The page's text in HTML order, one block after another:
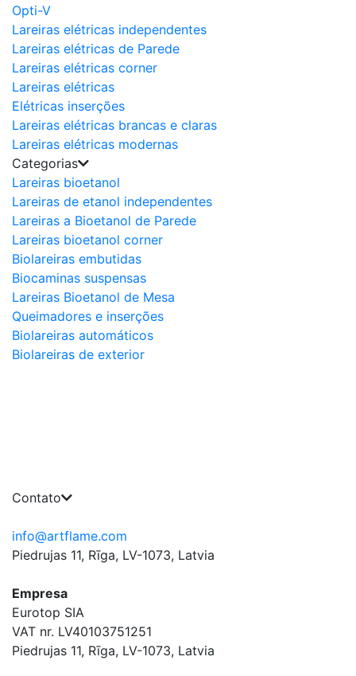
Opti-V
Lareiras elétricas independentes
Lareiras elétricas de Parede
Lareiras elétricas corner
Lareiras elétricas
Elétricas inserções
Lareiras elétricas brancas e claras
Lareiras elétricas modernas
Categorias
Lareiras bioetanol
Lareiras de etanol independentes
Lareiras a Bioetanol de Parede
Lareiras bioetanol corner
Biolareiras embutidas
Biocaminas suspensas
Lareiras Bioetanol de Mesa
Queimadores e inserções
Biolareiras automáticos
Biolareiras de exterior
Contato
info@artflame.com
Piedrujas 11, Rīga, LV-1073, Latvia
Empresa
Eurotop SIA
VAT nr. LV40103751251
Piedrujas 11, Rīga, LV-1073, Latvia